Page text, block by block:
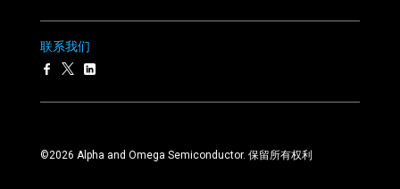
联系我们
©2026 Alpha and Omega Semiconductor. 保留所有权利